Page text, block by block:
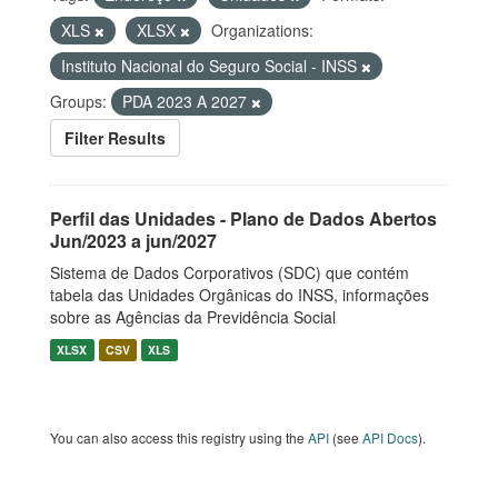
XLS
XLSX
Organizations:
Instituto Nacional do Seguro Social - INSS
Groups:
PDA 2023 A 2027
Filter Results
Perfil das Unidades - Plano de Dados Abertos
Jun/2023 a jun/2027
Sistema de Dados Corporativos (SDC) que contém
tabela das Unidades Orgânicas do INSS, informações
sobre as Agências da Previdência Social
XLSX CSV XLS
You can also access this registry using the API (see API Docs).